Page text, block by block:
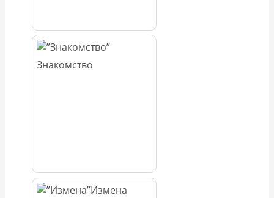
Знакомство
Измена